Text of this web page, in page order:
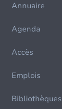
Annuaire
Agenda
Accès
Emplois
Bibliothèques